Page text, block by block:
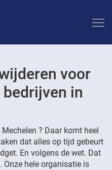
voor
in
? Daar komt heel
dat alles op tijd gebeurt
En volgens de wet. Dat
hele organisatie is